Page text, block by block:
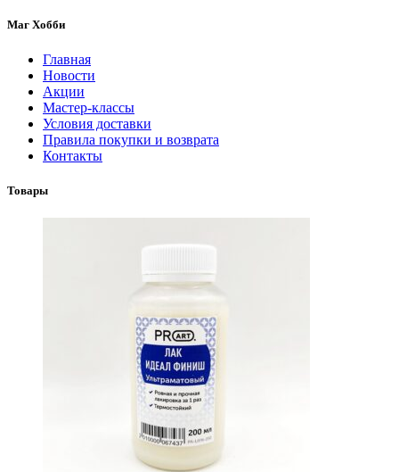
Маг Хобби
Главная
Новости
Акции
Мастер-классы
Условия доставки
Правила покупки и возврата
Контакты
Товары